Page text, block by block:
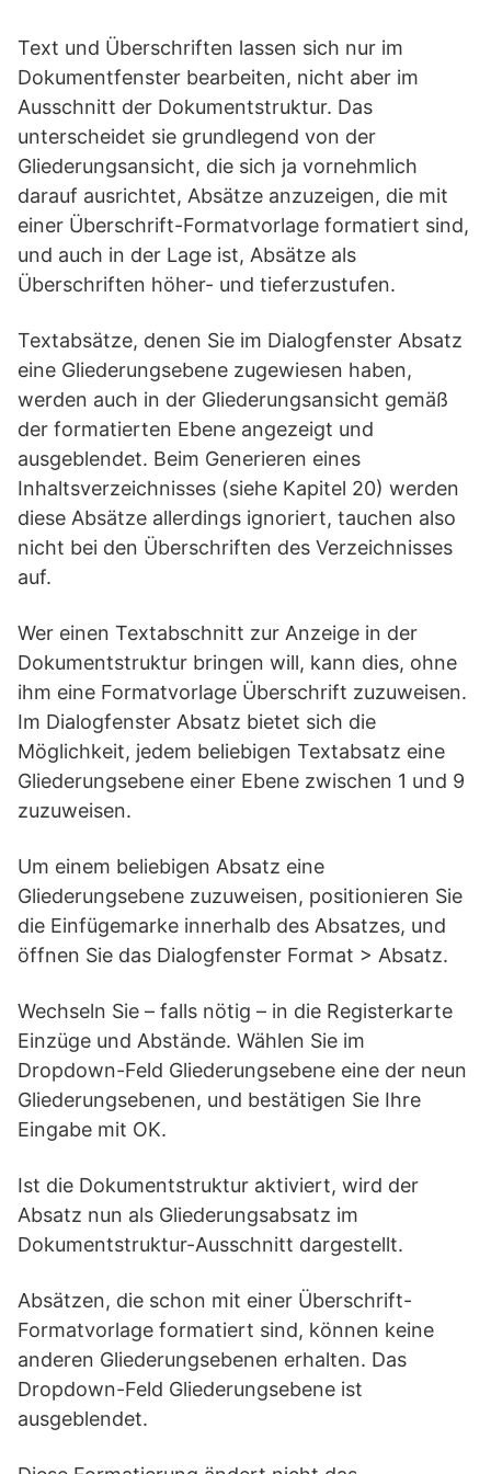
Text und Überschriften lassen sich nur im
Dokumentfenster bearbeiten, nicht aber im
Ausschnitt der Dokumentstruktur. Das
unterscheidet sie grundlegend von der
Gliederungsansicht, die sich ja vornehmlich
darauf ausrichtet, Absätze anzuzeigen, die mit
einer Überschrift-Formatvorlage formatiert sind,
und auch in der Lage ist, Absätze als
Überschriften höher- und tieferzustufen.
Textabsätze, denen Sie im Dialogfenster Absatz
eine Gliederungsebene zugewiesen haben,
werden auch in der Gliederungsansicht gemäß
der formatierten Ebene angezeigt und
ausgeblendet. Beim Generieren eines
Inhaltsverzeichnisses (siehe Kapitel 20) werden
diese Absätze allerdings ignoriert, tauchen also
nicht bei den Überschriften des Verzeichnisses
auf.
Wer einen Textabschnitt zur Anzeige in der
Dokumentstruktur bringen will, kann dies, ohne
ihm eine Formatvorlage Überschrift zuzuweisen.
Im Dialogfenster Absatz bietet sich die
Möglichkeit, jedem beliebigen Textabsatz eine
Gliederungsebene einer Ebene zwischen 1 und 9
zuzuweisen.
Um einem beliebigen Absatz eine
Gliederungsebene zuzuweisen, positionieren Sie
die Einfügemarke innerhalb des Absatzes, und
öffnen Sie das Dialogfenster Format > Absatz.
Wechseln Sie – falls nötig – in die Registerkarte
Einzüge und Abstände. Wählen Sie im
Dropdown-Feld Gliederungsebene eine der neun
Gliederungsebenen, und bestätigen Sie Ihre
Eingabe mit OK.
Ist die Dokumentstruktur aktiviert, wird der
Absatz nun als Gliederungsabsatz im
Dokumentstruktur-Ausschnitt dargestellt.
Absätzen, die schon mit einer Überschrift-
Formatvorlage formatiert sind, können keine
anderen Gliederungsebenen erhalten. Das
Dropdown-Feld Gliederungsebene ist
ausgeblendet.